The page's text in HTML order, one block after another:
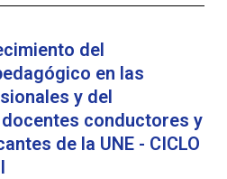
del
en las
y del
conductores y
de la UNE - CICLO